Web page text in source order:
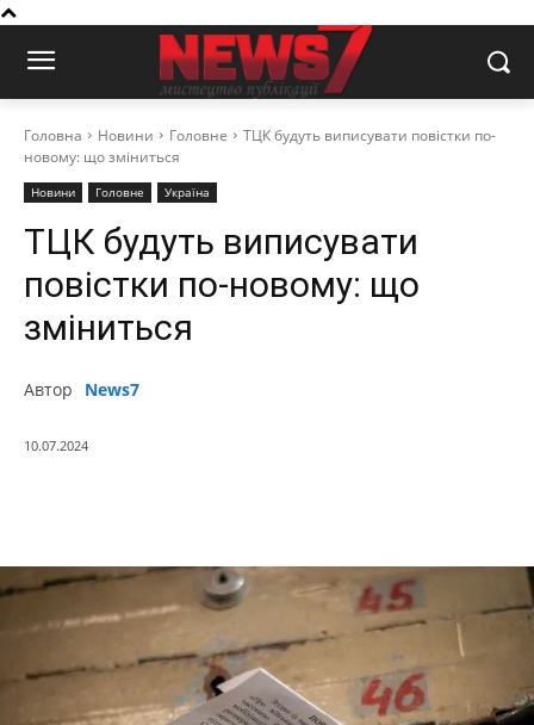
Головна Новини Головне
ТЦК будуть виписувати повістки по-
новому: що зміниться
Новини Головне Україна
ТЦК будуть виписувати
повістки по-новому: що
зміниться
Автор News7
10.07.2024